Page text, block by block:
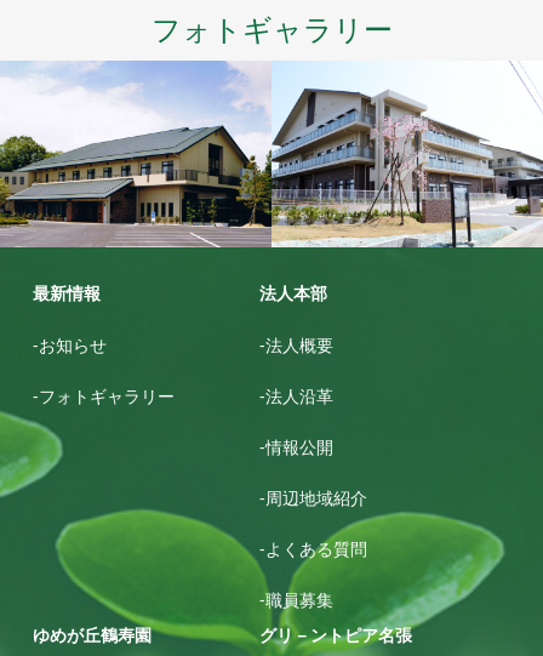
フォトギャラリー
グリ－ントピア名張 ゆめが丘鶴寿園
最新情報
-お知らせ
-フォトギャラリー
法人本部
-法人概要
-法人沿革
-情報公開
-周辺地域紹介
-よくある質問
-職員募集
ゆめが丘鶴寿園
グリ－ントピア名張